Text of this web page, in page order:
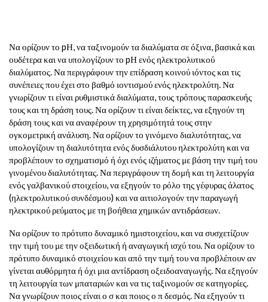
Να ορίζουν το pΗ, να ταξινομούν τα διαλύματα σε όξινα, βασικά και
ουδέτερα και να υπολογίζουν το pΗ ενός ηλεκτρολυτικού
διαλύματος. Να περιγράφουν την επίδραση κοινού ιόντος και τις
συνέπειες που έχει στο βαθμό ιοντισμού ενός ηλεκτρολύτη. Να
γνωρίζουν τι είναι ρυθμιστικά διαλύματα, τους τρόπους παρασκευής
τους και τη δράση τους. Να ορίζουν τι είναι δείκτες, να εξηγούν τη
δράση τους και να αναφέρουν τη χρησιμότητά τους στην
ογκομετρική ανάλυση. Να ορίζουν το γινόμενο διαλυτότητας, να
υπολογίζουν τη διαλυτότητα ενός δυσδιάλυτου ηλεκτρολύτη και να
προβλέπουν το σχηματισμό ή όχι ενός ιζήματος με βάση την τιμή του
γινομένου διαλυτότητας. Να περιγράφουν τη δομή και τη λειτουργία
ενός γαλβανικού στοιχείου, να εξηγούν το ρόλο της γέφυρας άλατος
(ηλεκτρολυτικού συνδέσμου) και να αιτιολογούν την παραγωγή
ηλεκτρικού ρεύματος με τη βοήθεια χημικών αντιδράσεων.
Να ορίζουν το πρότυπο δυναμικό ημιστοιχείου, και να συσχετίζουν
την τιμή του με την οξειδωτική ή αναγωγική ισχύ του. Να ορίζουν το
πρότυπο δυναμικό στοιχείου και από την τιμή του να προβλέπουν αν
γίνεται αυθόρμητα ή όχι μια αντίδραση οξειδοαναγωγής. Να εξηγούν
τη λειτουργία των μπαταριών και να τις ταξινομούν σε κατηγορίες.
Να γνωρίζουν ποιος είναι ο σ και ποιος ο π δεσμός. Να εξηγούν τι